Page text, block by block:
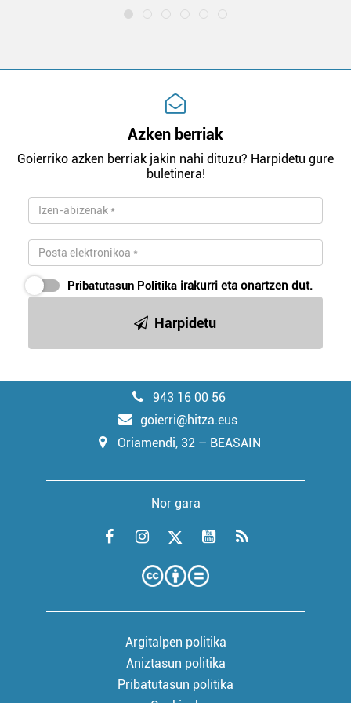
Azken berriak
Goierriko azken berriak jakin nahi dituzu? Harpidetu gure
buletinera!
Pribatutasun Politika irakurri eta onartzen dut.
Harpidetu
943 16 00 56
goierri@hitza.eus
Oriamendi, 32 – BEASAIN
Nor gara
Argitalpen politika
Aniztasun politika
Pribatutasun politika